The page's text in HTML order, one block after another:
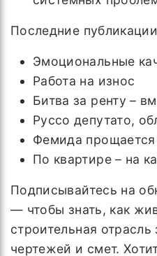
Последние
Эмоциональные
Работа на износ
Битва за ренту –
Руссо депутато,
Фемида прощается
По квартире – на
Подписывайтесь на
— чтобы знать, как
строительная
чертежей и смет.